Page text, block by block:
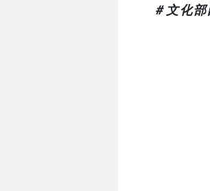
＃文化